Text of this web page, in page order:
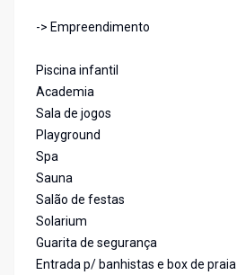
-> Empreendimento
Piscina infantil
Academia
Sala de jogos
Playground
Spa
Sauna
Salão de festas
Solarium
Guarita de segurança
Entrada p/ banhistas e box de praia